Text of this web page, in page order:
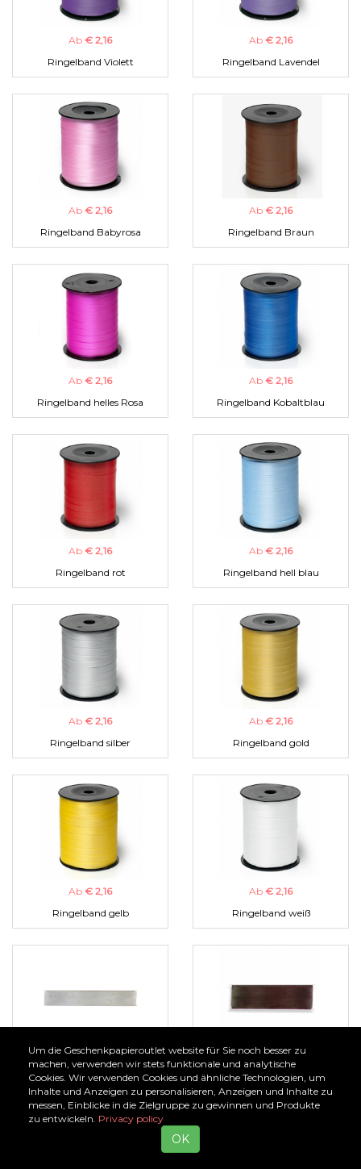
Ab € 2,16
Ringelband Violett
Ab € 2,16
Ringelband Lavendel
Ab € 2,16
Ringelband Babyrosa
Ab € 2,16
Ringelband Braun
Ab € 2,16
Ringelband helles Rosa
Ab € 2,16
Ringelband Kobaltblau
Ab € 2,16
Ringelband rot
Ab € 2,16
Ringelband hell blau
Ab € 2,16
Ringelband silber
Ab € 2,16
Ringelband gold
Ab € 2,16
Ringelband gelb
Ab € 2,16
Ringelband weiß
Ab€ 1,00
Organzaband silber
Ab€ 1,00
Organzaband braun
Um die Geschenkpapieroutlet website für Sie noch besser zu
machen, verwenden wir stets funktionale und analytische
Cookies. Wir verwenden Cookies und ähnliche Technologien, um
Inhalte und Anzeigen zu personalisieren, Anzeigen und Inhalte zu
messen, Einblicke in die Zielgruppe zu gewinnen und Produkte
zu entwickeln. Privacy policy
OK